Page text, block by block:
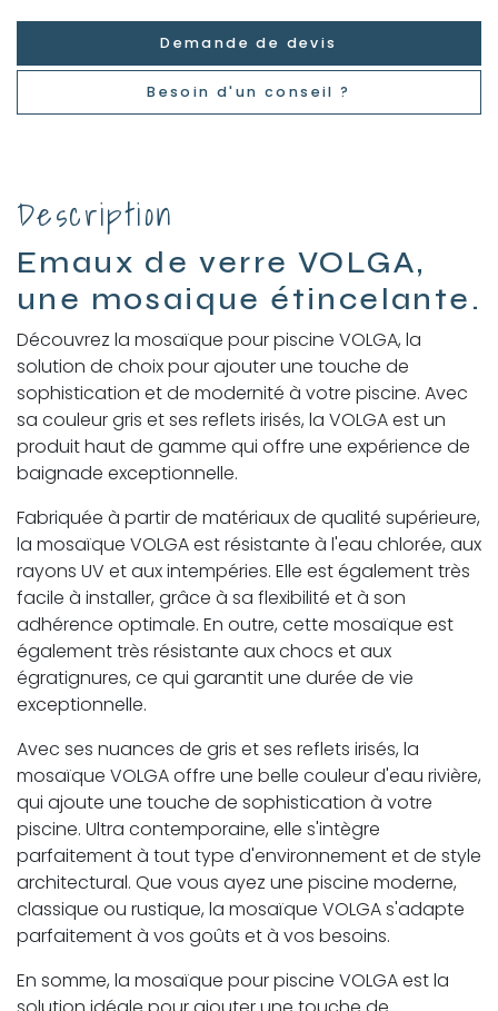
Demande de devis
Besoin d'un conseil ?
Description
Emaux de verre VOLGA,
une mosaique étincelante.
Découvrez la mosaïque pour piscine VOLGA, la
solution de choix pour ajouter une touche de
sophistication et de modernité à votre piscine. Avec
sa couleur gris et ses reflets irisés, la VOLGA est un
produit haut de gamme qui offre une expérience de
baignade exceptionnelle.
Fabriquée à partir de matériaux de qualité supérieure,
la mosaïque VOLGA est résistante à l'eau chlorée, aux
rayons UV et aux intempéries. Elle est également très
facile à installer, grâce à sa flexibilité et à son
adhérence optimale. En outre, cette mosaïque est
également très résistante aux chocs et aux
égratignures, ce qui garantit une durée de vie
exceptionnelle.
Avec ses nuances de gris et ses reflets irisés, la
mosaïque VOLGA offre une belle couleur d'eau rivière,
qui ajoute une touche de sophistication à votre
piscine. Ultra contemporaine, elle s'intègre
parfaitement à tout type d'environnement et de style
architectural. Que vous ayez une piscine moderne,
classique ou rustique, la mosaïque VOLGA s'adapte
parfaitement à vos goûts et à vos besoins.
En somme, la mosaïque pour piscine VOLGA est la